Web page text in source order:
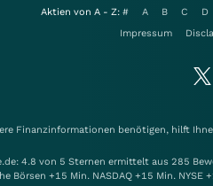
Aktien von A - Z: # A B C D
Impressum
Finanzinformationen benötigen, hilft
4.8 von 5 Sternen ermittelt aus 285
Börsen +15 Min. NASDAQ +15 Min.